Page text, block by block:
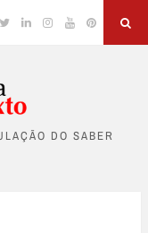
TwitterLinkedinInstagram
YouTubePinterest
DO SABER